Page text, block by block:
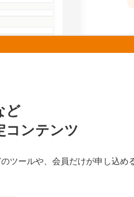
ど
コンテンツ
ツールや、会員だけが申し込め